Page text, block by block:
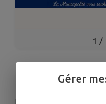
1 /
Festivités
Gérer